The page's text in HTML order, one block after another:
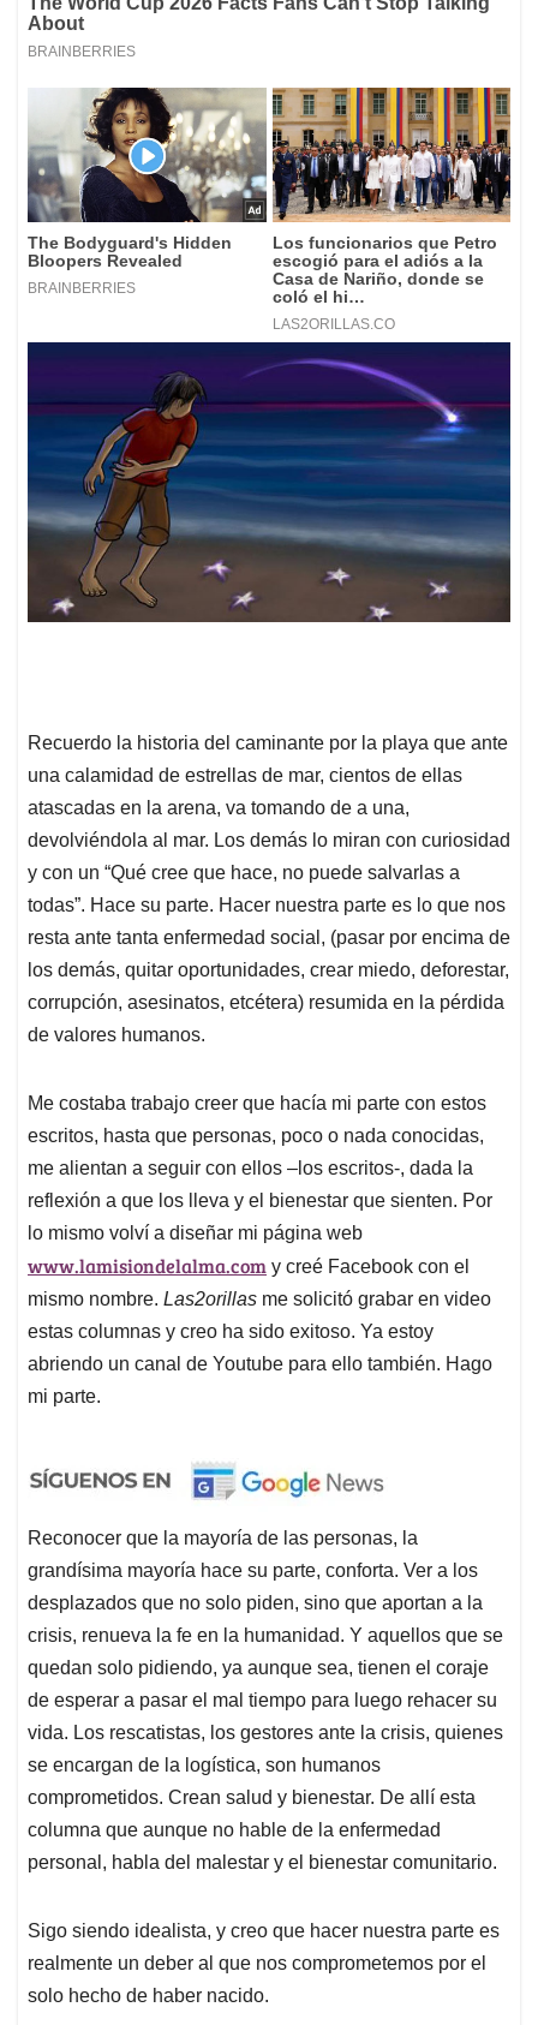
Recuerdo la historia del caminante por la playa que ante
una calamidad de estrellas de mar, cientos de ellas
atascadas en la arena, va tomando de a una,
devolviéndola al mar. Los demás lo miran con curiosidad
y con un “Qué cree que hace, no puede salvarlas a
todas”. Hace su parte. Hacer nuestra parte es lo que nos
resta ante tanta enfermedad social, (pasar por encima de
los demás, quitar oportunidades, crear miedo, deforestar,
corrupción, asesinatos, etcétera) resumida en la pérdida
de valores humanos.
Me costaba trabajo creer que hacía mi parte con estos
escritos, hasta que personas, poco o nada conocidas,
me alientan a seguir con ellos –los escritos-, dada la
reflexión a que los lleva y el bienestar que sienten. Por
lo mismo volví a diseñar mi página web
www.lamisiondelalma.com y creé Facebook con el
mismo nombre. Las2orillas me solicitó grabar en video
estas columnas y creo ha sido exitoso. Ya estoy
abriendo un canal de Youtube para ello también. Hago
mi parte.
Reconocer que la mayoría de las personas, la
grandísima mayoría hace su parte, conforta. Ver a los
desplazados que no solo piden, sino que aportan a la
crisis, renueva la fe en la humanidad. Y aquellos que se
quedan solo pidiendo, ya aunque sea, tienen el coraje
de esperar a pasar el mal tiempo para luego rehacer su
vida. Los rescatistas, los gestores ante la crisis, quienes
se encargan de la logística, son humanos
comprometidos. Crean salud y bienestar. De allí esta
columna que aunque no hable de la enfermedad
personal, habla del malestar y el bienestar comunitario.
Sigo siendo idealista, y creo que hacer nuestra parte es
realmente un deber al que nos comprometemos por el
solo hecho de haber nacido.